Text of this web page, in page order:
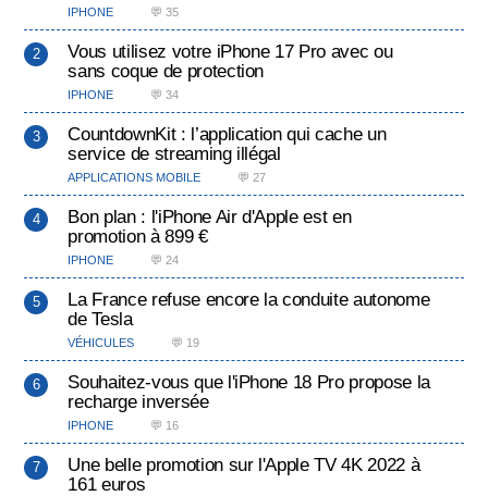
IPHONE 💬 35
Vous utilisez votre iPhone 17 Pro avec ou
sans coque de protection
IPHONE 💬 34
CountdownKit : l’application qui cache un
service de streaming illégal
APPLICATIONS MOBILE 💬 27
Bon plan : l'iPhone Air d'Apple est en
promotion à 899 €
IPHONE 💬 24
La France refuse encore la conduite autonome
de Tesla
VÉHICULES 💬 19
Souhaitez-vous que l'iPhone 18 Pro propose la
recharge inversée
IPHONE 💬 16
Une belle promotion sur l'Apple TV 4K 2022 à
161 euros